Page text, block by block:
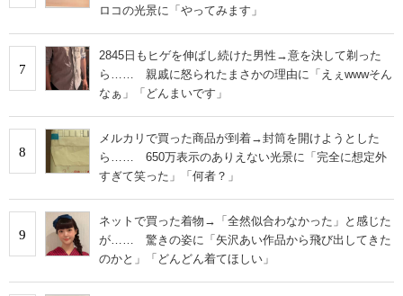
ロコの光景に「やってみます」
7
2845日もヒゲを伸ばし続けた男性→意を決して剃った
ら…… 親戚に怒られたまさかの理由に「えぇwwwそん
なぁ」「どんまいです」
8
メルカリで買った商品が到着→封筒を開けようとした
ら…… 650万表示のありえない光景に「完全に想定外
すぎて笑った」「何者？」
9
ネットで買った着物→「全然似合わなかった」と感じた
が…… 驚きの姿に「矢沢あい作品から飛び出してきた
のかと」「どんどん着てほしい」